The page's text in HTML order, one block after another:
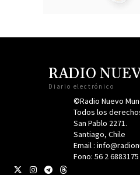
RADIO
Diario electrónico
©Radio Nuevo
Todos los
San Pablo 2271.
Santiago, Chile
Email :
Fono: 56 2 6883175